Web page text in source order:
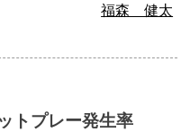
福森 健太
トプレー発生率